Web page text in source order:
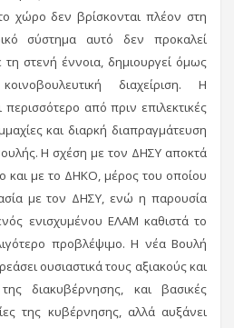
χώρο δεν βρίσκονται πλέον στη
σύστημα αυτό δεν προκαλεί
τη στενή έννοια, δημιουργεί όμως
διαχείριση. Η
από πριν επιλεκτικές
και διαρκή διαπραγμάτευση
Η σχέση με τον ΔΗΣΥ αποκτά
και με το ΔΗΚΟ, μέρος του οποίου
με τον ΔΗΣΥ, ενώ η παρουσία
ενισχυμένου ΕΛΑΜ καθιστά το
προβλέψιμο. Η νέα Βουλή
ουσιαστικά τους αξιακούς και
διακυβέρνησης, και βασικές
της κυβέρνησης, αλλά αυξάνει